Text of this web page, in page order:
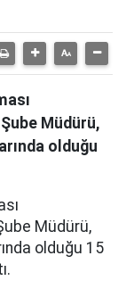
Müdürü,
olduğu
Müdürü,
olduğu 15